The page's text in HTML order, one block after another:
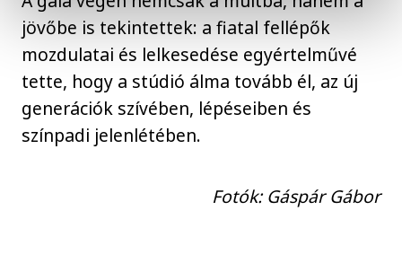
jövőbe is tekintettek: a fiatal fellépők
mozdulatai és lelkesedése egyértelművé
tette, hogy a stúdió álma tovább él, az új
generációk szívében, lépéseiben és
színpadi jelenlétében.
Fotók: Gáspár Gábor